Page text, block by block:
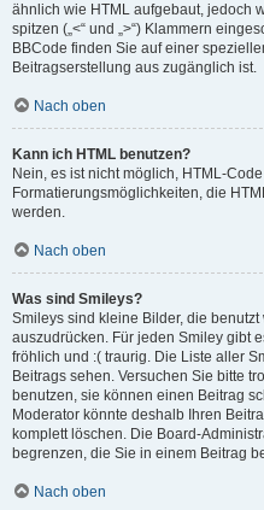
ähnlich wie HTML aufgebaut, jedoch
spitzen („<“ und „>“) Klammern
BBCode finden Sie auf einer
Beitragserstellung aus zugänglich ist.
Nach oben
Kann ich HTML benutzen?
Nein, es ist nicht möglich, HTML-
Formatierungsmöglichkeiten, die
werden.
Nach oben
Was sind Smileys?
Smileys sind kleine Bilder, die benutzt
auszudrücken. Für jeden Smiley gibt
fröhlich und :( traurig. Die Liste aller
Beitrags sehen. Versuchen Sie bitte
benutzen, sie können einen Beitrag
Moderator könnte deshalb Ihren
komplett löschen. Die Board-
begrenzen, die Sie in einem Beitrag
Nach oben